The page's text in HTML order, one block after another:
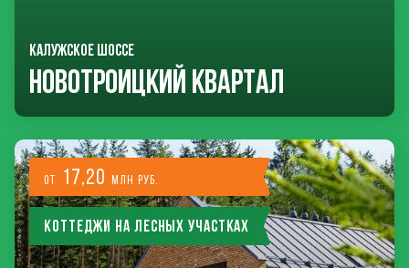
КАЛУЖСКОЕ ШОССЕ
Новотроицкий Квартал
от 17,20 млн руб.
Коттеджи на лесных участках